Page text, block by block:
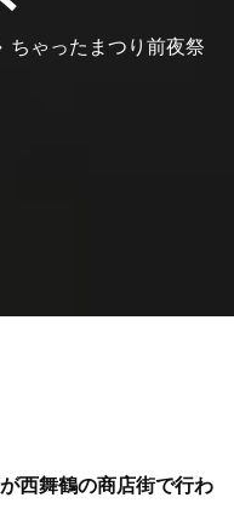
ちゃったまつり前夜祭
西舞鶴の商店街で行わ